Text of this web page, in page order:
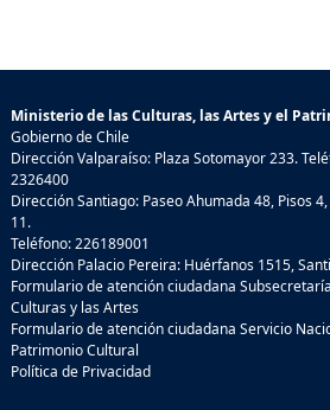
Ministerio de las Culturas, las Artes y el
Gobierno de Chile
Dirección Valparaíso: Plaza Sotomayor 233.
2326400
Dirección Santiago: Paseo Ahumada 48, Pisos
11.
Teléfono: 226189001
Dirección Palacio Pereira: Huérfanos 1515,
Formulario de atención ciudadana
Culturas y las Artes
Formulario de atención ciudadana Servicio
Patrimonio Cultural
Política de Privacidad